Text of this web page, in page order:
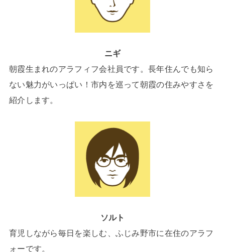
ニギ
朝霞生まれのアラフィフ会社員です。長年住んでも知ら
ない魅力がいっぱい！市内を巡って朝霞の住みやすさを
紹介します。
ソルト
育児しながら毎日を楽しむ、ふじみ野市に在住のアラフ
ォーです。